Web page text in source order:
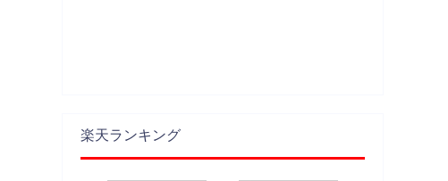
楽天ランキング